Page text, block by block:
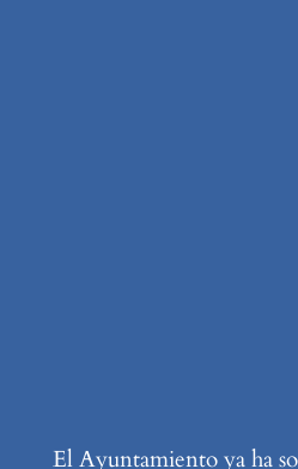
El Ayuntamiento ya ha